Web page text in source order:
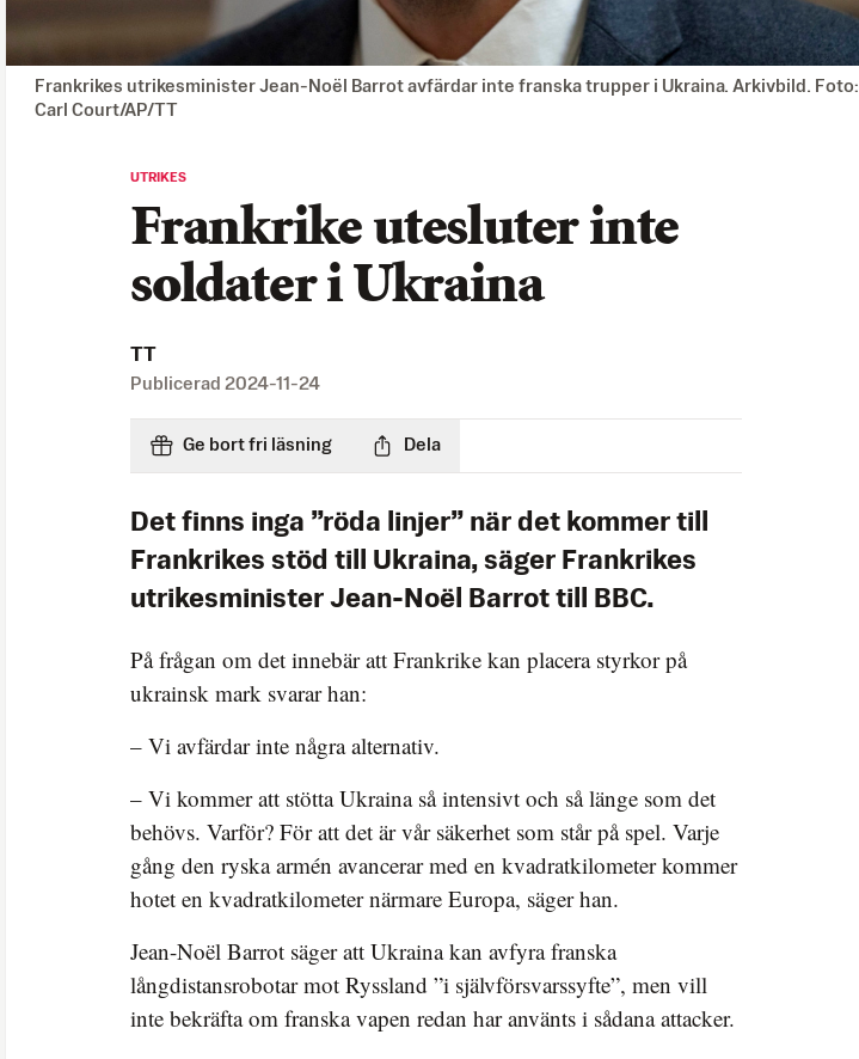
Frankrikes utrikesminister Jean-Noël Barrot avfärdar inte franska trupper i Ukraina. Arkivbild. Foto:
Carl Court/AP/TT
UTRIKES
Frankrike utesluter inte
soldater i Ukraina
TT
Publicerad 2024-11-24
Ge bort fri läsning Dela
Det finns inga ”röda linjer” när det kommer till
Frankrikes stöd till Ukraina, säger Frankrikes
utrikesminister Jean-Noël Barrot till BBC.
På frågan om det innebär att Frankrike kan placera styrkor på
ukrainsk mark svarar han:
– Vi avfärdar inte några alternativ.
– Vi kommer att stötta Ukraina så intensivt och så länge som det
behövs. Varför? För att det är vår säkerhet som står på spel. Varje
gång den ryska armén avancerar med en kvadratkilometer kommer
hotet en kvadratkilometer närmare Europa, säger han.
Jean-Noël Barrot säger att Ukraina kan avfyra franska
långdistansrobotar mot Ryssland ”i självförsvarssyfte”, men vill
inte bekräfta om franska vapen redan har använts i sådana attacker.